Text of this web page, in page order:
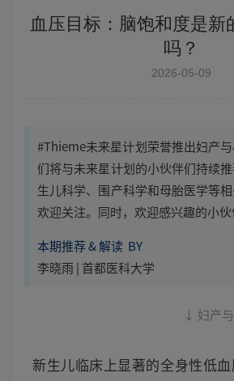
血压目标：脑饱和度是新
吗？
2026-05-09
#Thieme未来星计划荣誉推出妇产
们将与未来星计划的小伙伴们持续
生儿科学、围产科学和母胎医学等相
欢迎关注。同时，欢迎感兴趣的小伙
本期推荐 & 解读 BY
李晓雨 | 首都医科大学
↓ 妇产
新生儿临床上显著的全身性低